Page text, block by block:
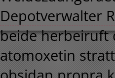
Depotverwalter
beide herbeiruft
atomoxetin